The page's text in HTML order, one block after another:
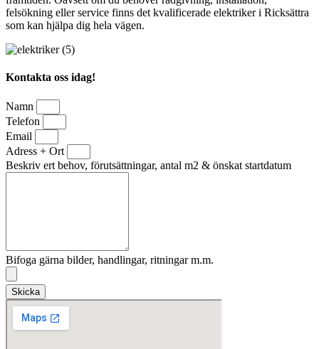
felsökning eller service finns det kvalificerade elektriker i Ricksättra
som kan hjälpa dig hela vägen.
Kontakta oss idag!
Namn
Telefon
Email
Adress + Ort
Beskriv ert behov, förutsättningar, antal m2 & önskat startdatum
Bifoga gärna bilder, handlingar, ritningar m.m.
Skicka